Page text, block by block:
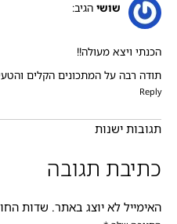
שושי הגיב:
הכנתי ויצא מעולה!!
תודה רבה על המתכונים הקלים
Reply
תגובות ישנות
כתיבת תגובה
האימייל לא יוצג באתר. שדות